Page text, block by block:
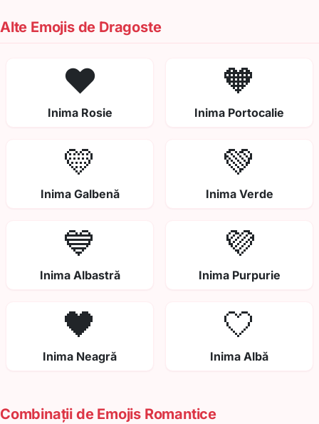
Alte Emojis de Dragoste
❤️
Inima Rosie
🧡
Inima Portocalie
💛
Inima Galbenă
💚
Inima Verde
💙
Inima Albastră
💜
Inima Purpurie
🖤
Inima Neagră
🤍
Inima Albă
Combinații de Emojis Romantice